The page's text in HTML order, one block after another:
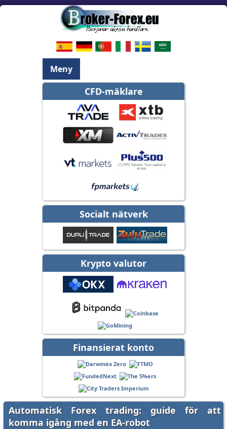
Meny
CFD-mäklare
Socialt nätverk
Krypto valutor
Finansierat konto
Automatisk Forex trading: guide för att
komma igång med en EA-robot